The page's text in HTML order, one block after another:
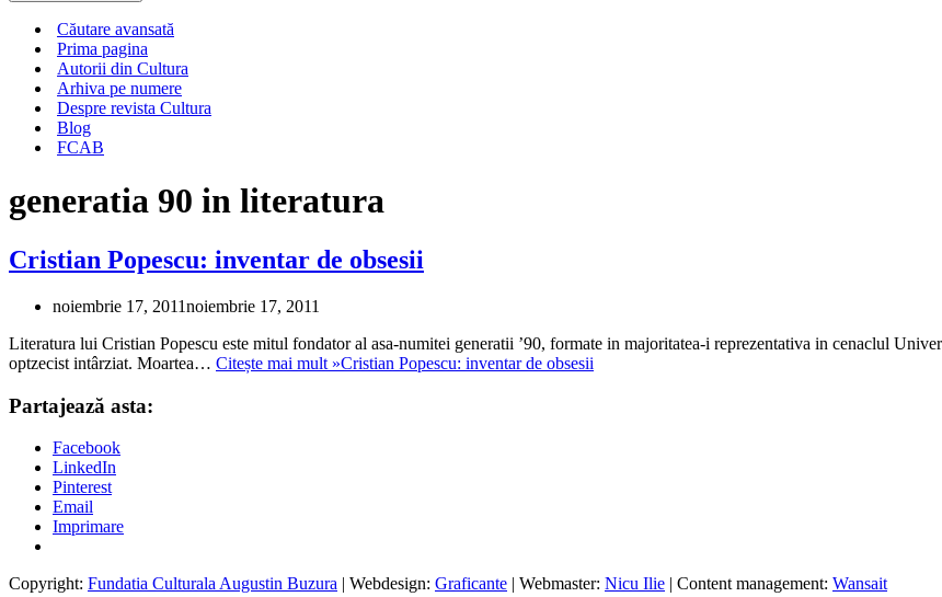
Căutare avansată
Prima pagina
Autorii din Cultura
Arhiva pe numere
Despre revista Cultura
Blog
FCAB
generatia 90 in literatura
Cristian Popescu: inventar de obsesii
noiembrie 17, 2011noiembrie 17, 2011
Literatura lui Cristian Popescu este mitul fondator al asa-numitei generatii ’90, formate in majoritatea-i reprezentativa in cenaclul
optzecist intârziat. Moartea… Citește mai mult »Cristian Popescu: inventar de obsesii
Partajează asta:
Facebook
LinkedIn
Pinterest
Email
Imprimare
Copyright: Fundatia Culturala Augustin Buzura | Webdesign: Graficante | Webmaster: Nicu Ilie | Content management: Wansait